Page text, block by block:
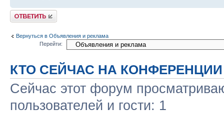
Ответить
Вернуться в Объявления и реклама
Перейти:
КТО СЕЙЧАС НА КОНФЕРЕНЦИИ
Сейчас этот форум
пользователей и гости: 1